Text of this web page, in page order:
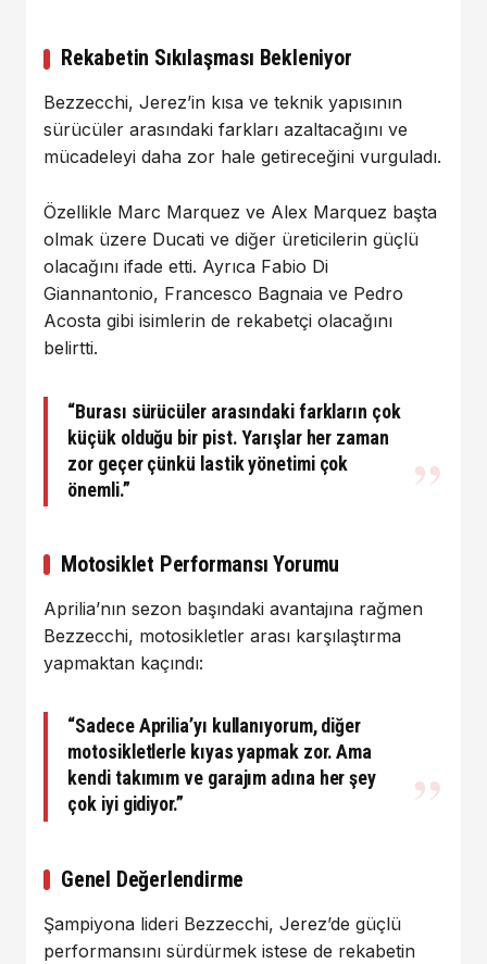
Rekabetin Sıkılaşması Bekleniyor
Bezzecchi, Jerez’in kısa ve teknik yapısının
sürücüler arasındaki farkları azaltacağını ve
mücadeleyi daha zor hale getireceğini vurguladı.
Özellikle Marc Marquez ve Alex Marquez başta
olmak üzere Ducati ve diğer üreticilerin güçlü
olacağını ifade etti. Ayrıca Fabio Di
Giannantonio, Francesco Bagnaia ve Pedro
Acosta gibi isimlerin de rekabetçi olacağını
belirtti.
“Burası sürücüler arasındaki farkların çok
küçük olduğu bir pist. Yarışlar her zaman
zor geçer çünkü lastik yönetimi çok
önemli.”
Motosiklet Performansı Yorumu
Aprilia’nın sezon başındaki avantajına rağmen
Bezzecchi, motosikletler arası karşılaştırma
yapmaktan kaçındı:
“Sadece Aprilia’yı kullanıyorum, diğer
motosikletlerle kıyas yapmak zor. Ama
kendi takımım ve garajım adına her şey
çok iyi gidiyor.”
Genel Değerlendirme
Şampiyona lideri Bezzecchi, Jerez’de güçlü
performansını sürdürmek istese de rekabetin